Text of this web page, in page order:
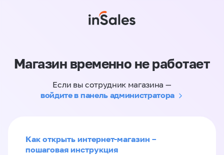
Магазин временно не работает
Если вы сотрудник магазина —
войдите в панель администратора
Как открыть интернет-магазин –
пошаговая инструкция